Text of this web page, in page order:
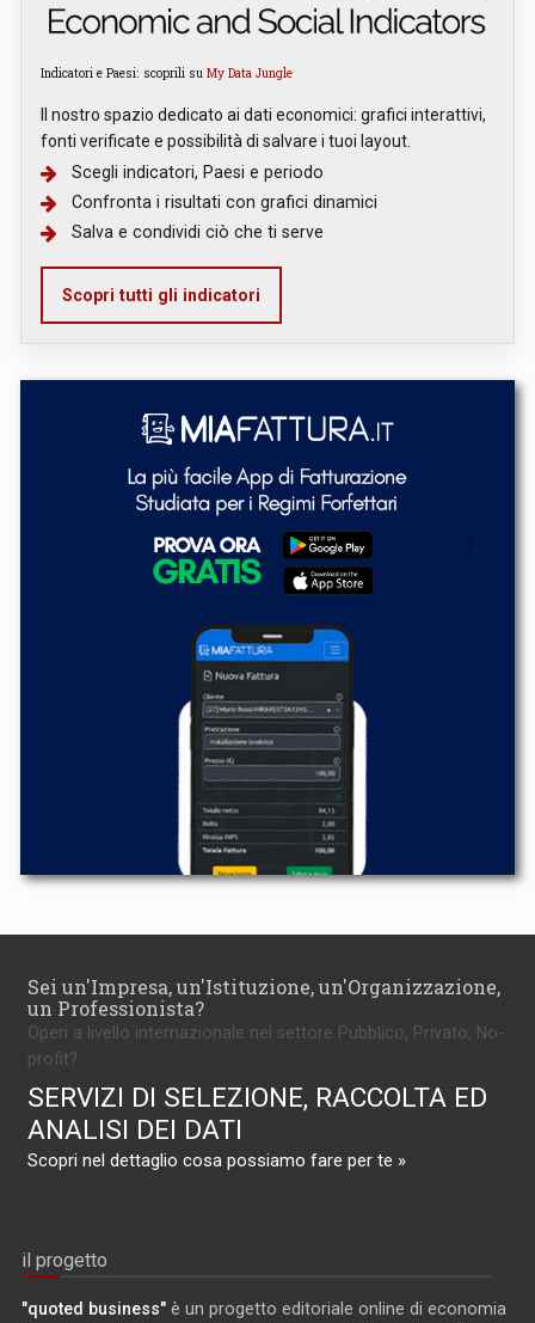
Indicatori e Paesi: scoprili su My Data Jungle
Il nostro spazio dedicato ai dati economici: grafici interattivi,
fonti verificate e possibilità di salvare i tuoi layout.
Scegli indicatori, Paesi e periodo
Confronta i risultati con grafici dinamici
Salva e condividi ciò che ti serve
Scopri tutti gli indicatori
Sei un'Impresa, un'Istituzione, un'Organizzazione,
un Professionista?
Operi a livello internazionale nel settore Pubblico, Privato, No-
profit?
SERVIZI DI SELEZIONE, RACCOLTA ED
ANALISI DEI DATI
Scopri nel dettaglio cosa possiamo fare per te »
il progetto
"quoted business" è un progetto editoriale online di economia